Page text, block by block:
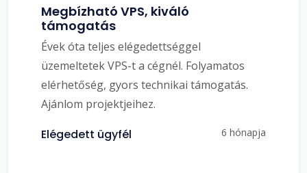
Megbízható VPS, kiváló
támogatás
Évek óta teljes elégedettséggel
üzemeltetek VPS-t a cégnél. Folyamatos
elérhetőség, gyors technikai támogatás.
Ajánlom projektjeihez.
Elégedett ügyfél 6 hónapja